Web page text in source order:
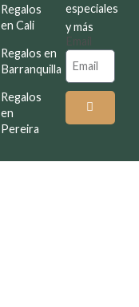
Regalos
en Cali
Regalos en
Barranquilla
Regalos
en
Pereira
especiales
y más
Email